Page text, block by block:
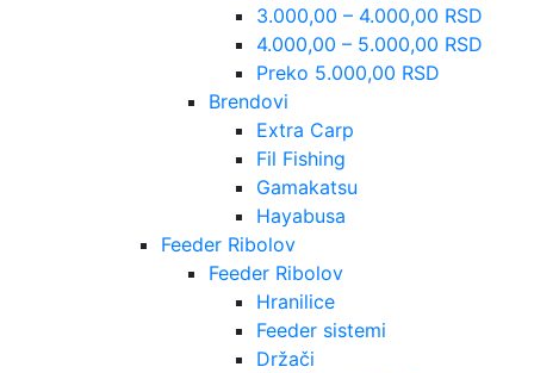
3.000,00 – 4.000,00 RSD
4.000,00 – 5.000,00 RSD
Preko 5.000,00 RSD
Brendovi
Extra Carp
Fil Fishing
Gamakatsu
Hayabusa
Feeder Ribolov
Feeder Ribolov
Hranilice
Feeder sistemi
Držači